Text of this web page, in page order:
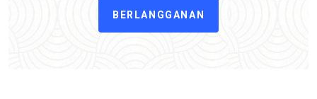
BERLANGGANAN